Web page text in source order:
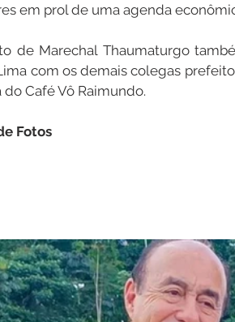
em prol de uma agenda
de Marechal Thaumaturgo
com os demais colegas
do Café Vô Raimundo.
Fotos